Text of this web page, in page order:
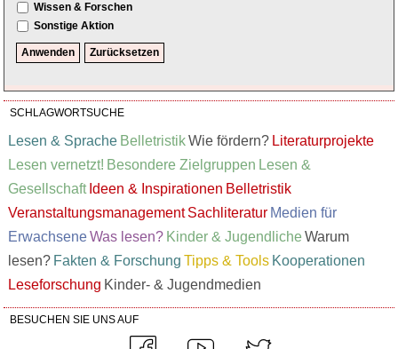
Wissen & Forschen
Sonstige Aktion
SCHLAGWORTSUCHE
Lesen & Sprache Belletristik Wie fördern? Literaturprojekte
Lesen vernetzt! Besondere Zielgruppen Lesen &
Gesellschaft Ideen & Inspirationen Belletristik
Veranstaltungsmanagement Sachliteratur Medien für
Erwachsene Was lesen? Kinder & Jugendliche Warum
lesen? Fakten & Forschung Tipps & Tools Kooperationen
Leseforschung Kinder- & Jugendmedien
BESUCHEN SIE UNS AUF